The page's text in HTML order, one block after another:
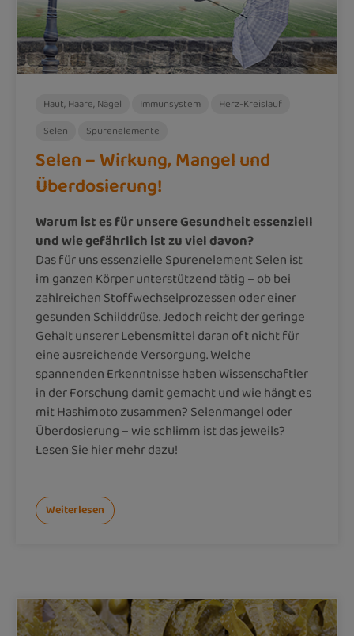
Haut, Haare, Nägel Immunsystem
Herz-Kreislauf
Selen
Spurenelemente
Selen – Wirkung, Mangel und
Überdosierung!
Warum ist es für unsere Gesundheit essenziell
und wie gefährlich ist zu viel davon?
Das für uns essenzielle Spurenelement Selen ist
im ganzen Körper unterstützend tätig – ob bei
zahlreichen Stoffwechselprozessen oder einer
gesunden Schilddrüse. Jedoch reicht der geringe
Gehalt unserer Lebensmittel daran oft nicht für
eine ausreichende Versorgung. Welche
spannenden Erkenntnisse haben Wissenschaftler
in der Forschung damit gemacht und wie hängt es
mit Hashimoto zusammen? Selenmangel oder
Überdosierung – wie schlimm ist das jeweils?
Lesen Sie hier mehr dazu!
Weiterlesen